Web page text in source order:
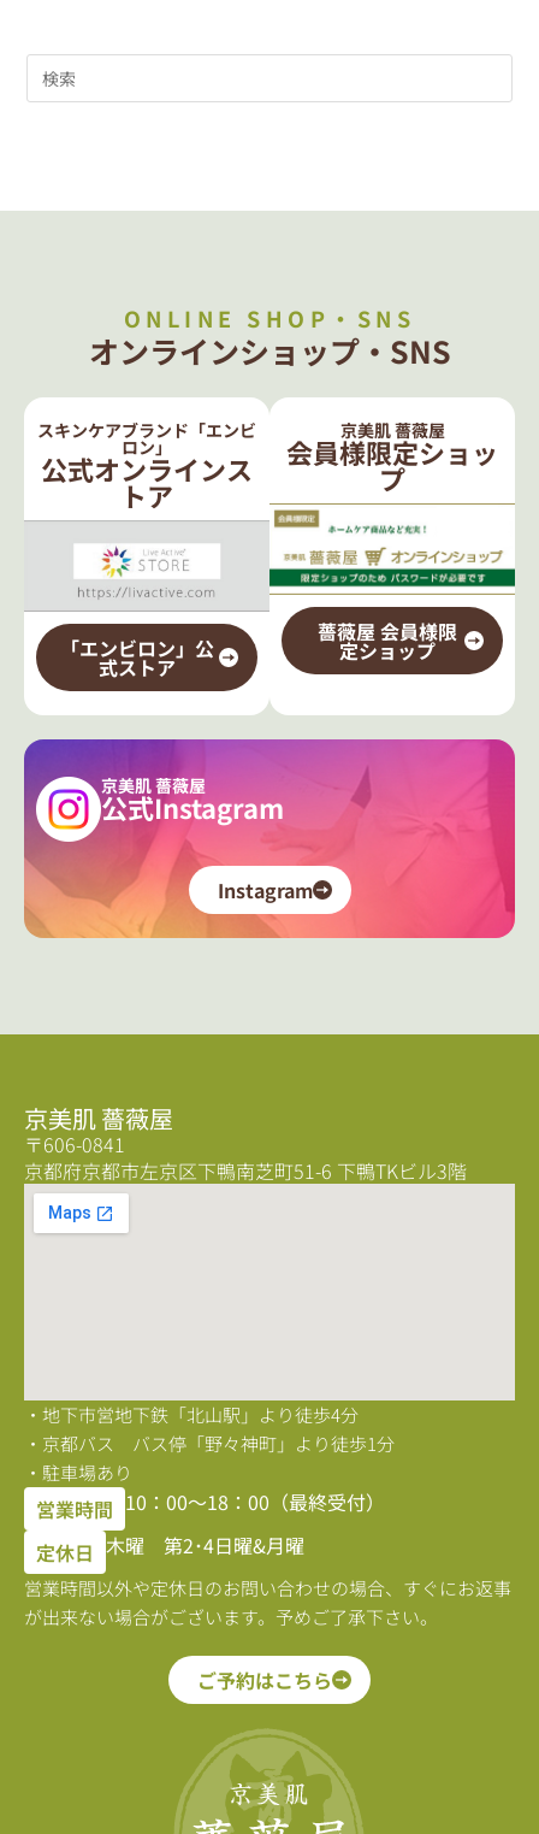
ONLINE SHOP・SNS
オンラインショップ・SNS
スキンケアブランド「エンビ
ロン」
公式オンラインス
トア
「エンビロン」公
式ストア
京美肌 薔薇屋
会員様限定ショッ
プ
薔薇屋 会員様限
定ショップ
京美肌 薔薇屋
公式Instagram
Instagram
京美肌 薔薇屋
〒606-0841
京都府京都市左京区下鴨南芝町51-6 下鴨TKビル3階
・地下市営地下鉄「北山駅」より徒歩4分
・京都バス バス停「野々神町」より徒歩1分
・駐車場あり
営業時間 10：00〜18：00（最終受付）
定休日 木曜 第2･4日曜&月曜
営業時間以外や定休日のお問い合わせの場合、すぐにお返事
が出来ない場合がございます。予めご了承下さい。
ご予約はこちら